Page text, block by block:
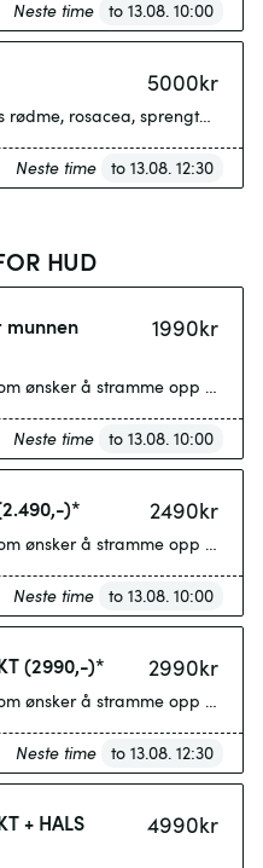
Neste time to 13.08. 10:00
5000kr
rødme, rosacea, sprengte
Neste time to 13.08. 12:30
HUD
munnen
1990kr
ønsker å stramme opp
Neste time to 13.08. 10:00
)* 2490kr
ønsker å stramme opp
Neste time to 13.08. 10:00
(2990,-)* 2990kr
ønsker å stramme opp
Neste time to 13.08. 12:30
+ HALS
4990kr